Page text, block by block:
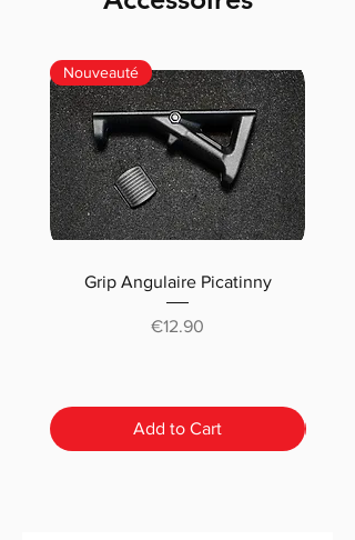
Nouveauté
Grip Angulaire Picatinny
Price
€12.90
Add to Cart